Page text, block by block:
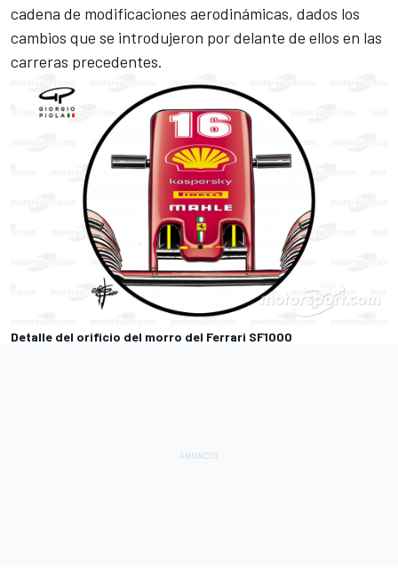
cadena de modificaciones aerodinámicas, dados los
cambios que se introdujeron por delante de ellos en las
carreras precedentes.
Detalle del orificio del morro del Ferrari SF1000